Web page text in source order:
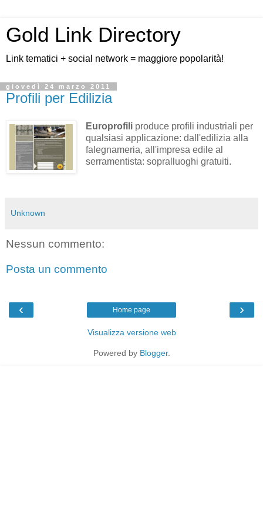
Gold Link Directory
Link tematici + social network = maggiore popolarità!
giovedì 24 marzo 2011
Profili per Edilizia
Europrofiliproduce profili industriali per
qualsiasi applicazione: dall'edilizia alla
falegnameria, all'impresa edile al
serramentista: sopralluoghi gratuiti.
Unknown
Nessun commento:
Posta un commento
‹ ›
Home page
Visualizza versione web
Powered by Blogger.